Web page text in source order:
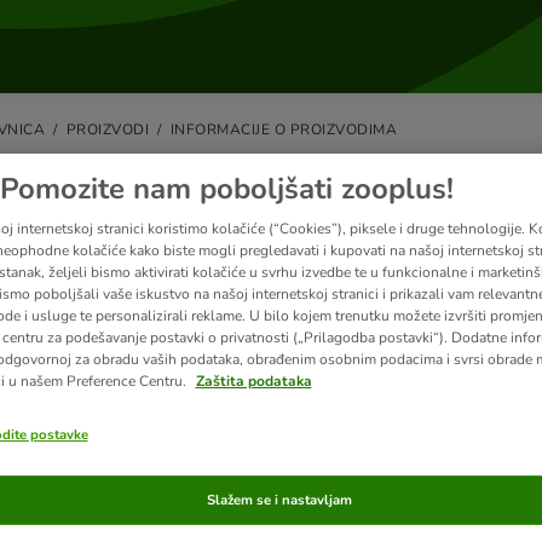
PROIZVODI INFORMACIJE O PROIZVODIMA
mogu pronaći proizvod koji želim
nekoliko razloga zašto određeni proizvod nije prikazan u našoj
članci
dodatnu pomoć?
Pomozite nam poboljšati zooplus!
internetskoj stranici koristimo kolačiće (“Cookies”), piksele i druge tehnologije.
kolačiće kako biste mogli pregledavati i kupovati na našoj internetskoj
željeli bismo aktivirati kolačiće u svrhu izvedbe te u funkcionalne i
poboljšali vaše iskustvo na našoj internetskoj stranici i prikazali vam
i usluge te personalizirali reklame. U bilo kojem trenutku možete izvršiti
centru za podešavanje postavki o privatnosti („Prilagodba postavki“). Dodatne
za obradu vaših podataka, obrađenim osobnim podacima i svrsi obrade
u našem Preference Centru. Zaštita podataka
postavke
Slažem se i nastavljam